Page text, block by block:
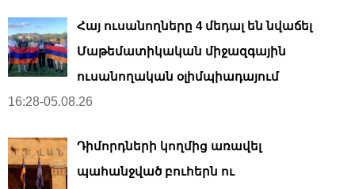
Հայ ուսանողները 4 մեդալ են նվաճել
Մաթեմատիկական միջազգային
ուսանողական օլիմպիադայում
16:28-05.08.26
Դիմորդների կողմից առավել
պահանջված բուհերն ու